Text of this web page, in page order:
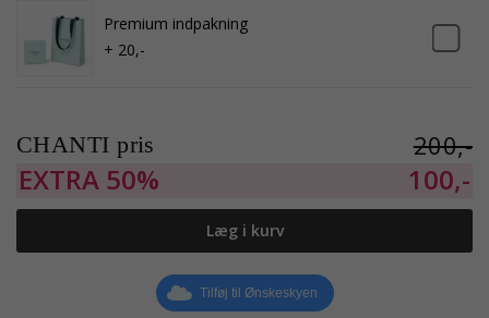
Premium indpakning
+ 20,-
CHANTI pris 200,-
EXTRA 50% 100,-
Læg i kurv
Tilføj til Ønskeskyen